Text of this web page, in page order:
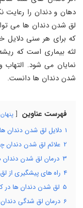
دهان و دندان را رعایت
لق شدن دندان‌ ها می‌
که برای هر سنی دلایل
لثه بیماری است که
نمایان می‌ شود.
شدن دندان‌ ها دانست.
فهرست عناوین پنهان
1 دلایل لق شدن دندان
2 علائم لق شدن
3 درمان لق شدن دندان
4 راه های پیشگیری از
5 لق شدن دندان ها در
6 درمان لق شدگی